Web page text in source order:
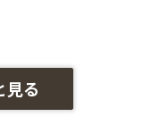
見る